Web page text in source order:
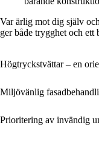
Var ärlig mot dig själv
ger både trygghet och ett
Högtryckstvättar – en
Miljövänlig
Prioritering av invändig